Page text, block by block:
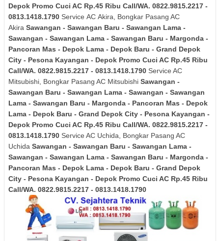
Depok Promo Cuci AC Rp.45 Ribu Call/WA. 0822.9815.2217 -
0813.1418.1790 Service AC Akira, Bongkar Pasang AC
Akira Sawangan - Sawangan Baru - Sawangan Lama -
Sawangan - Sawangan Lama - Sawangan Baru - Margonda -
Pancoran Mas - Depok Lama - Depok Baru - Grand Depok
City - Pesona Kayangan - Depok Promo Cuci AC Rp.45 Ribu
Call/WA. 0822.9815.2217 - 0813.1418.1790 Service AC
Mitsubishi, Bongkar Pasang AC Mitsubishi Sawangan -
Sawangan Baru - Sawangan Lama - Sawangan - Sawangan
Lama - Sawangan Baru - Margonda - Pancoran Mas - Depok
Lama - Depok Baru - Grand Depok City - Pesona Kayangan -
Depok Promo Cuci AC Rp.45 Ribu Call/WA. 0822.9815.2217 -
0813.1418.1790 Service AC Uchida, Bongkar Pasang AC
Uchida Sawangan - Sawangan Baru - Sawangan Lama -
Sawangan - Sawangan Lama - Sawangan Baru - Margonda -
Pancoran Mas - Depok Lama - Depok Baru - Grand Depok
City - Pesona Kayangan - Depok Promo Cuci AC Rp.45 Ribu
Call/WA. 0822.9815.2217 - 0813.1418.1790